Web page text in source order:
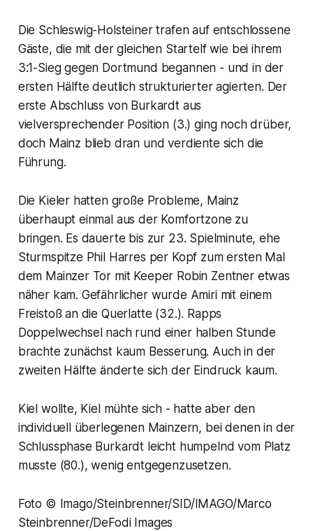
Die Schleswig-Holsteiner trafen auf entschlossene
Gäste, die mit der gleichen Startelf wie bei ihrem
3:1-Sieg gegen Dortmund begannen - und in der
ersten Hälfte deutlich strukturierter agierten. Der
erste Abschluss von Burkardt aus
vielversprechender Position (3.) ging noch drüber,
doch Mainz blieb dran und verdiente sich die
Führung.
Die Kieler hatten große Probleme, Mainz
überhaupt einmal aus der Komfortzone zu
bringen. Es dauerte bis zur 23. Spielminute, ehe
Sturmspitze Phil Harres per Kopf zum ersten Mal
dem Mainzer Tor mit Keeper Robin Zentner etwas
näher kam. Gefährlicher wurde Amiri mit einem
Freistoß an die Querlatte (32.). Rapps
Doppelwechsel nach rund einer halben Stunde
brachte zunächst kaum Besserung. Auch in der
zweiten Hälfte änderte sich der Eindruck kaum.
Kiel wollte, Kiel mühte sich - hatte aber den
individuell überlegenen Mainzern, bei denen in der
Schlussphase Burkardt leicht humpelnd vom Platz
musste (80.), wenig entgegenzusetzen.
Foto © Imago/Steinbrenner/SID/IMAGO/Marco
Steinbrenner/DeFodi Images